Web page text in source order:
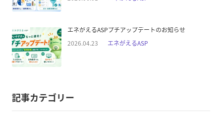
エネがえるASPプチアップデートのお知らせ
2026.04.23
エネがえるASP
記事カテゴリー